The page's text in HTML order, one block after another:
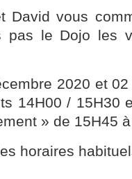
David vous
pas le Dojo les
2020 et
14H00 / 15H30
» de 15H45
horaires